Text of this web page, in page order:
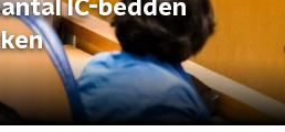
IC-bedden